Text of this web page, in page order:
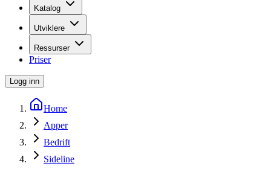
Katalog
Utviklere
Ressurser
Priser
Logg inn
Home
Apper
Bedrift
Sideline